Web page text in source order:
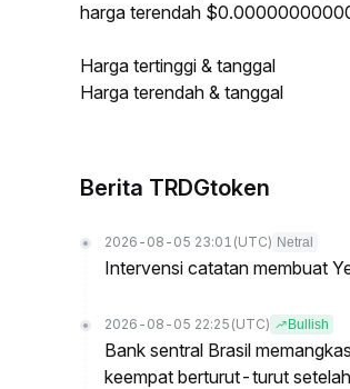
harga terendah
Harga tertinggi & tanggal
Harga terendah & tanggal
Berita TRDGtoken
2026-08-05 23:01 (UTC) Netral
Intervensi catatan membuat
2026-08-05 22:25 (UTC) Bullish
Bank sentral Brasil
keempat berturut-turut